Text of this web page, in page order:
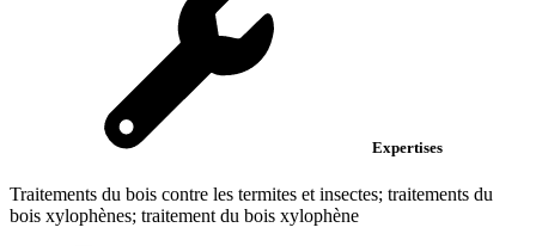
Expertises
Traitements du bois contre les termites et insectes; traitements du
bois xylophènes; traitement du bois xylophène